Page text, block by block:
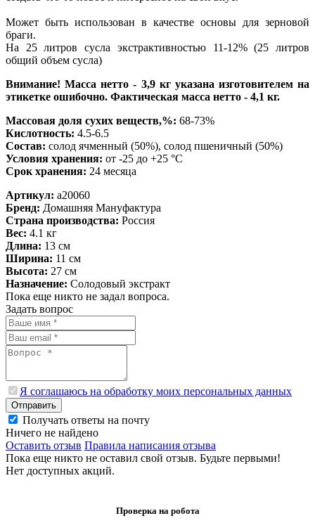
Может быть использован в качестве основы для зерновой
браги.
На 25 литров сусла экстрактивностью 11-12% (25 литров
общий объем сусла)
Внимание! Масса нетто - 3,9 кг указана изготовителем на
этикетке ошибочно. Фактическая масса нетто - 4,1 кг.
Массовая доля сухих веществ,%: 68-73%
Кислотность: 4.5-6.5
Состав: солод ячменный (50%), солод пшеничный (50%)
Условия хранения: от -25 до +25 °С
Срок хранения: 24 месяца
Артикул: a20060
Бренд: Домашняя Мануфактура
Страна производства: Россия
Вес: 4.1 кг
Длина: 13 см
Ширина: 11 см
Высота: 27 см
Назначение: Солодовый экстракт
Пока еще никто не задал вопроса.
Задать вопрос
Я соглашаюсь на обработку моих персональных данных
Отправить
Получать ответы на почту
Ничего не найдено
Оставить отзыв Правила написания отзыва
Пока еще никто не оставил свой отзыв. Будьте первыми!
Нет доступных акций.
Проверка на робота